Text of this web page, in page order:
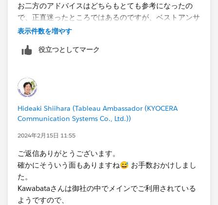
お二方のアドバイスはどちらもとても参考になったの
で、正直迷ったところではあるのですが、ベストアンサ
ーによって同じ問題を抱えた他の方が解決しやすくなる
決策となったShiiharaさまの投稿に入れさせていただき
表示件数を増やす
役立つとしてマーク
Hideaki Shiihara (Tableau Ambassador (KYOCERA
Communication Systems Co., Ltd.))
2024年2月15日 11:55
ご返信ありがとうございます。
確かにそういう面もありますね😅 お手数おかけしまし
た。
Kawabataさんは御社の中でメインでご利用されている
ようですので、